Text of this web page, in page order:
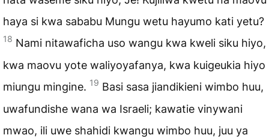
haya si kwa sababu Mungu wetu hayumo kati yetu?
18 Nami nitawaficha uso wangu kwa kweli siku hiyo,
kwa maovu yote waliyoyafanya, kwa kuigeukia hiyo
miungu mingine. 19 Basi sasa jiandikieni wimbo huu,
uwafundishe wana wa Israeli; kawatie vinywani
mwao, ili uwe shahidi kwangu wimbo huu, juu ya